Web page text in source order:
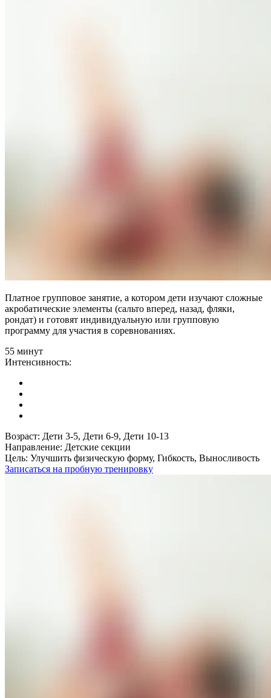
Платное групповое занятие, а котором дети изучают сложные
акробатические элементы (сальто вперед, назад, фляки,
рондат) и готовят индивидуальную или групповую
программу для участия в соревнованиях.
55 минут
Интенсивность:
Возраст: Дети 3-5, Дети 6-9, Дети 10-13
Направление: Детские секции
Цель: Улучшить физическую форму, Гибкость, Выносливость
Записаться на пробную тренировку